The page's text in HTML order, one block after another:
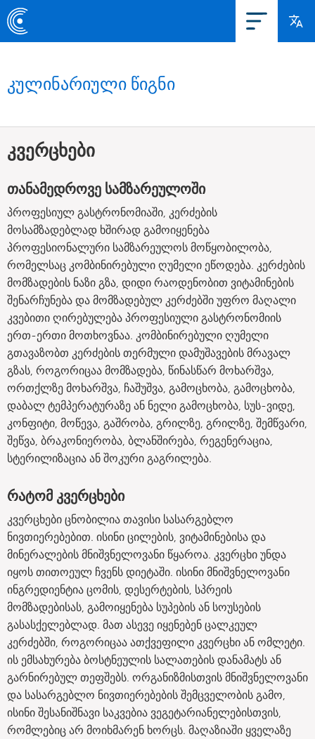
კულინარიული წიგნი
კვერცხები
თანამედროვე სამზარეულოში
პროფესიულ გასტრონომიაში, კერძების
მოსამზადებლად ხშირად გამოიყენება
პროფესიონალური სამზარეულოს მოწყობილობა,
რომელსაც კომბინირებული ღუმელი ეწოდება. კერძების
მომზადების ნაზი გზა, დიდი რაოდენობით ვიტამინების
შენარჩუნება და მომზადებულ კერძებში უფრო მაღალი
კვებითი ღირებულება პროფესიული გასტრონომიის
ერთ-ერთი მოთხოვნაა. კომბინირებული ღუმელი
გთავაზობთ კერძების თერმული დამუშავების მრავალ
გზას, როგორიცაა მომზადება, წინასწარ მოხარშვა,
ორთქლზე მოხარშვა, ჩაშუშვა, გამოცხობა, გამოცხობა,
დაბალ ტემპერატურაზე ან ნელი გამოცხობა, სუს-ვიდე,
კონფიტი, მოწევა, გაშრობა, გრილზე, გრილზე, შემწვარი,
შეწვა, ბრაკონიერობა, ბლანშირება, რეგენერაცია,
სტერილიზაცია ან შოკური გაგრილება.
რატომ კვერცხები
კვერცხები ცნობილია თავისი სასარგებლო
ნივთიერებებით. ისინი ცილების, ვიტამინებისა და
მინერალების მნიშვნელოვანი წყაროა. კვერცხი უნდა
იყოს თითოეულ ჩვენს დიეტაში. ისინი მნიშვნელოვანი
ინგრედიენტია ცომის, დესერტების, სპრეის
მომზადებისას, გამოიყენება სუპების ან სოუსების
გასასქელებლად. მათ ასევე იყენებენ ცალკეულ
კერძებში, როგორიცაა ათქვეფილი კვერცხი ან ომლეტი.
ის ემსახურება ბოსტნეულის სალათების დანამატს ან
გარნირებულ თეფშებს. ორგანიზმისთვის მნიშვნელოვანი
და სასარგებლო ნივთიერებების შემცველობის გამო,
ისინი შესანიშნავი საკვებია ვეგეტარიანელებისთვის,
რომლებიც არ მოიხმარენ ხორცს. მაღაზიაში ყველაზე